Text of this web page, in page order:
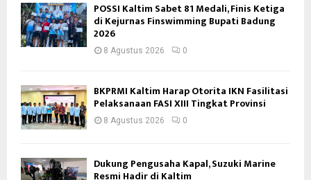
POSSI Kaltim Sabet 81 Medali, Finis Ketiga
di Kejurnas Finswimming Bupati Badung
2026
8 Agustus 2026 0
BKPRMI Kaltim Harap Otorita IKN Fasilitasi
Pelaksanaan FASI XIII Tingkat Provinsi
8 Agustus 2026 0
Dukung Pengusaha Kapal, Suzuki Marine
Resmi Hadir di Kaltim